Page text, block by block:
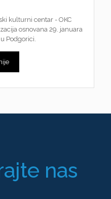
kulturni centar - OKC
osnovana 29. januara
Podgorici.
nas